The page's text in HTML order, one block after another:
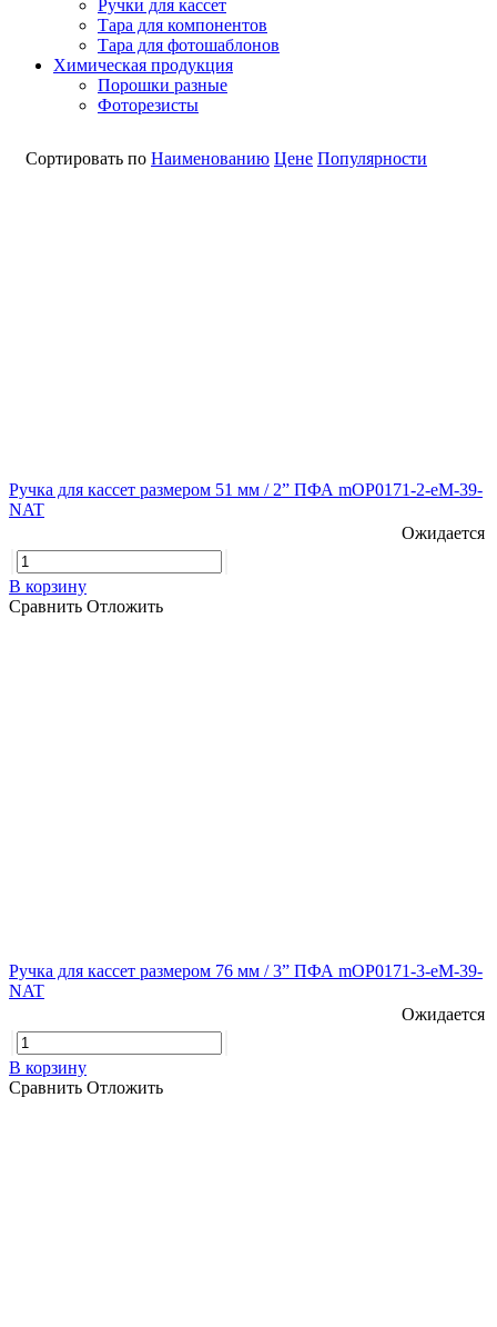
Ручки для кассет
Тара для компонентов
Тара для фотошаблонов
Химическая продукция
Порошки разные
Фоторезисты
Сортировать по Наименованию Цене Популярности
Ручка для кассет размером 51 мм / 2” ПФА mOP0171-2-eM-39-
NAT
Ожидается
В корзину
Сравнить Отложить
Ручка для кассет размером 76 мм / 3” ПФА mOP0171-3-eM-39-
NAT
Ожидается
В корзину
Сравнить Отложить